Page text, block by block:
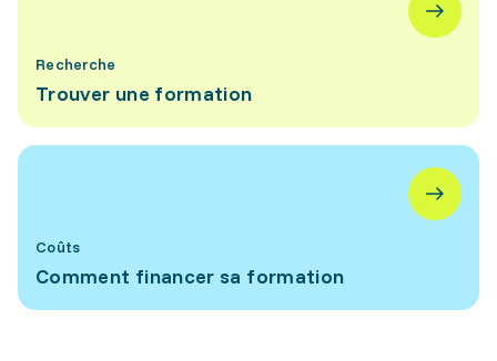
Recherche
Trouver une formation
Coûts
Comment financer sa formation